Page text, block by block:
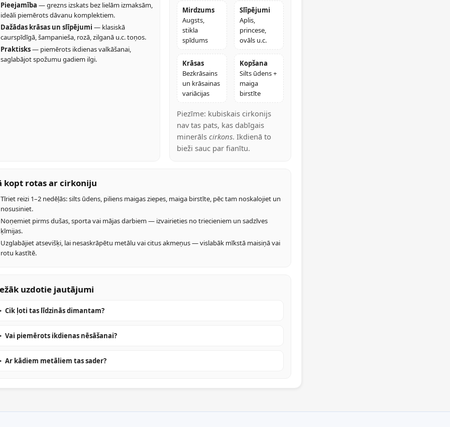
Pieejamība — grezns izskats bez lielām izmaksām,
ideāli piemērots dāvanu komplektiem.
Dažādas krāsas un slīpējumi — klasiskā
caurspīdīgā, šampanieša, rozā, zilganā u.c. toņos.
Praktisks— piemērots ikdienas valkāšanai,
saglabājot spožumu gadiem ilgi.
Mirdzums
Augsts,
stikla
spīdums
Slīpējumi
Aplis,
princese,
ovāls u.c.
Krāsas
Bezkrāsains
un krāsainas
variācijas
Kopšana
Silts ūdens +
maiga
birstīte
Piezīme: kubiskais cirkonijs
nav tas pats, kas dabīgais
minerāls cirkons. Ikdienā to
bieži sauc par fianītu.
kopt rotas ar cirkoniju
Tīriet reizi 1–2 nedēļās: silts ūdens, piliens maigas ziepes, maiga birstīte, pēc tam noskalojiet un
nosusiniet.
Noņemiet pirms dušas, sporta vai mājas darbiem — izvairieties no triecieniem un sadzīves
ķīmijas.
Uzglabājiet atsevišķi, lai nesaskrāpētu metālu vai citus akmeņus — vislabāk mīkstā maisiņā vai
rotu kastītē.
uzdotie jautājumi
Cik ļoti tas līdzinās dimantam?
Vai piemērots ikdienas nēsāšanai?
Ar kādiem metāliem tas sader?